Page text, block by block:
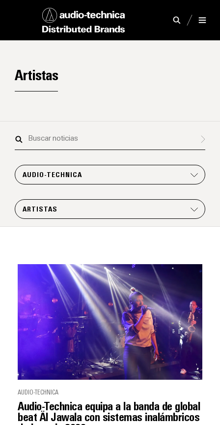
Artistas
Buscar
AUDIO-TECHNICA
ARTISTAS
AUDIO-TECHNICA
Audio-Technica equipa a la banda de global
beat Äl Jawala con sistemas inalámbricos